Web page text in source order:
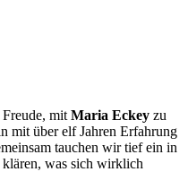
mit Maria Eckey zu
mit über elf Jahren Erfahrung
tauchen wir tief ein in
klären, was sich wirklich